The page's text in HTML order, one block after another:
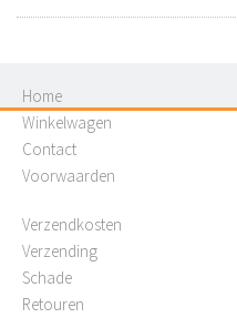
Home
Winkelwagen
Contact
Voorwaarden
Verzendkosten
Verzending
Schade
Retouren